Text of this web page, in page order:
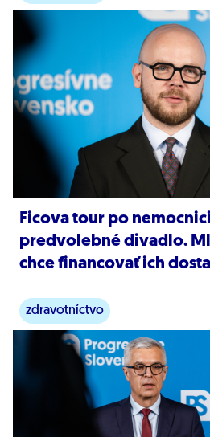
Ficova tour po
predvolebné divadlo.
chce financovať ich
zdravotníctvo